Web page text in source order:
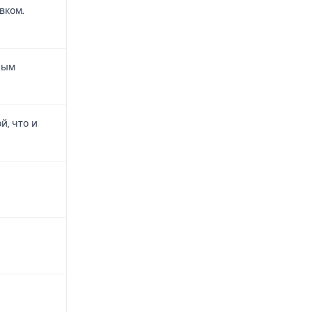
что и